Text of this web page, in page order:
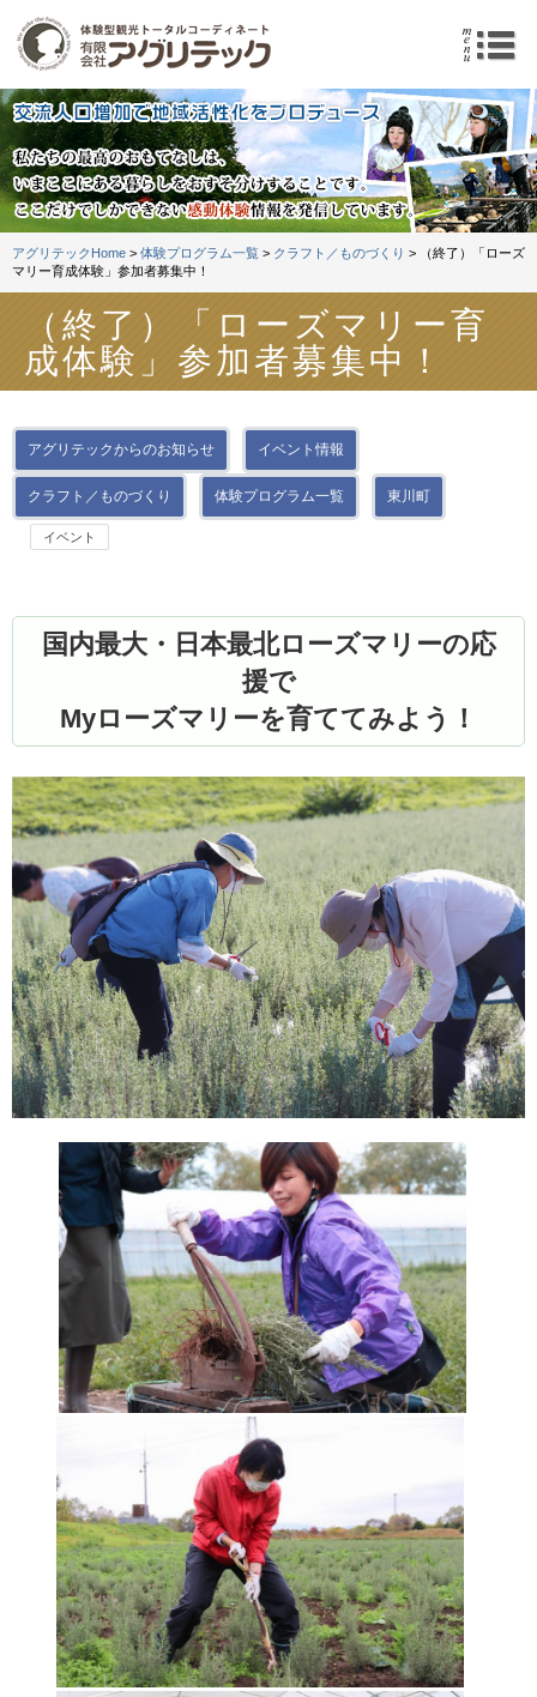
体験型観光トータルコー
アグリテックHome > 体験プログラム一覧 > クラフト／ものづくり > （終了）「ローズ
マリー育成体験」参加者募集中！
（終了）「ローズマリー育
成体験」参加者募集中！
アグリテックからのお知らせ イベント情報
クラフト／ものづくり 体験プログラム一覧 東川町
イベント
国内最大・日本最北ローズマリーの応
援で
Myローズマリーを育ててみよう！